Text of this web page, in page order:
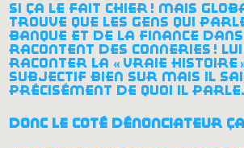
si ça le fait chier ! mais
trouve que les gens qui
banque et de la finance
racontent des conneries !
raconter la « vraie histoire
subjectif bien sûr mais il
précisément de quoi il parle.
donc le côté dénonciateur